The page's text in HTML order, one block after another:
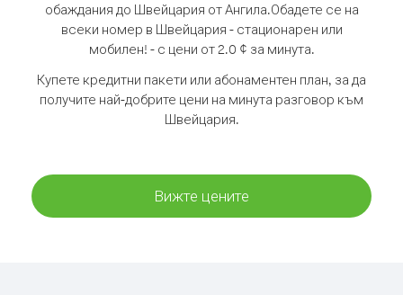
обаждания до Швейцария от Ангила.Обадете се на
всеки номер в Швейцария - стационарен или
мобилен! - с цени от 2.0 ¢ за минута.
Купете кредитни пакети или абонаментен план, за да
получите най-добрите цени на минута разговор към
Швейцария.
Вижте цените